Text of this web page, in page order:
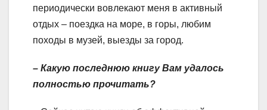
периодически вовлекают меня в активный
отдых – поездка на море, в горы, любим
походы в музей, выезды за город.
– Какую последнюю книгу Вам удалось
полностью прочитать?